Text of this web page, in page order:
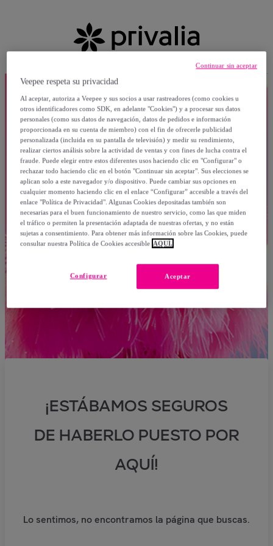
¡ESTÁBAMOS SEGUROS
DE HABERLO PUESTO POR
AQUÍ!
Lo sentimos, no encontramos la página que buscas.
Veepee respeta su privacidad
Al aceptar, autoriza a Veepee y sus socios a usar rastreadores (como cookies u
otros identificadores como SDK, en adelante "Cookies") y a procesar sus datos
personales (como sus datos de navegación, datos de pedidos e información
proporcionada en su cuenta de miembro) con el fin de ofrecerle publicidad
personalizada (incluida en su pantalla de televisión) y medir su rendimiento,
realizar ciertos análisis sobre la actividad de ventas y con fines de lucha contra el
fraude. Puede elegir entre estos diferentes usos haciendo clic en "Configurar" o
rechazar todo haciendo clic en el botón "Continuar sin aceptar". Sus elecciones se
aplican solo a este navegador y/o dispositivo. Puede cambiar sus opciones en
cualquier momento haciendo clic en el enlace “Configurar” accesible a través del
enlace "Política de Privacidad". Algunas Cookies depositadas también son
necesarias para el buen funcionamiento de nuestro servicio, como las que miden
el tráfico o permiten la presentación adaptada de nuestras ofertas, y no están
sujetas a consentimiento. Para obtener más información sobre las Cookies, puede
consultar nuestra Política de Cookies accesible AQUÍ.
Aceptar
Configurar
Continuar sin aceptar